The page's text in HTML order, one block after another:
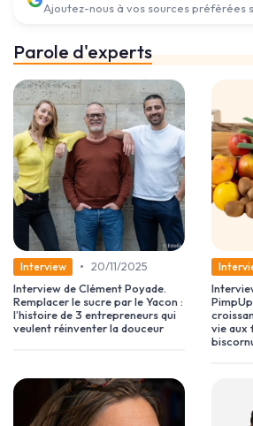
Ajoutez-nous à vos sources préférées
Parole d'experts
Interview • 20/11/2025
Interview de Clément Poyade.
Remplacer le sucre par le Yacon :
l’histoire de 3 entrepreneurs qui
veulent réinventer la douceur
vie aux